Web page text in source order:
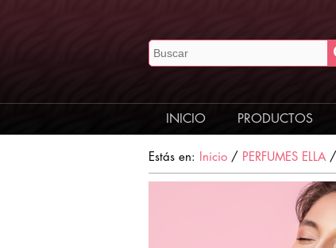
INICIO PRODUCTOS
Estás en: Inicio / PERFUMES ELLA /